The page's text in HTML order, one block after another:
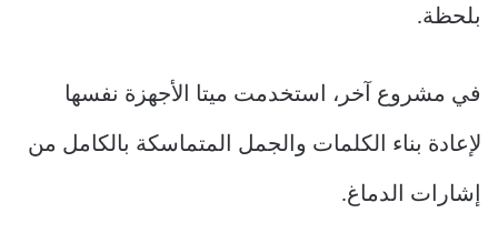
بلحظة.
في مشروع آخر، استخدمت ميتا الأجهزة نفسها
لإعادة بناء الكلمات والجمل المتماسكة بالكامل من
إشارات الدماغ.